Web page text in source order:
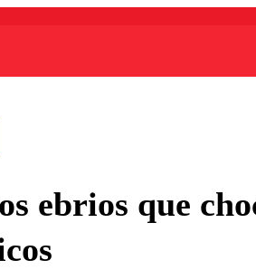
ebrios que